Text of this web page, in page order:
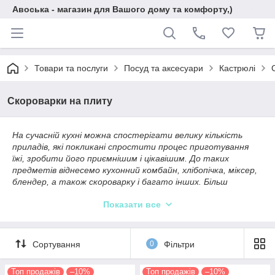
Авоська - магазин для Вашого дому та комфорту,)
Товари та послуги Посуд та аксесуари Кастрюлі
Скороварки на плиту
На сучасній кухні можна спостерігати велику кількість
приладів, які покликані спростити процес приготування
їжі, зробити його приємнішим і цікавішим. До таких
предметів віднесемо кухонний комбайн, хлібопічка, міксер,
блендер, а також скороварку і багато інших. Більш
тлі інших вона набирає все більшої популярності.
даного агрегату є наявність герметичної кришки, яка
закривається дуже щільно і створює тиск. Саме воно
значно збільшує температуру, при якій вода здатна
Показати все
Сортування 0 Фільтри
Топ продажів –10% Топ продажів –10%